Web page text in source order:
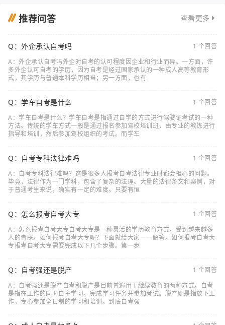
推荐问答 查看更多
Q：外企承认自考吗
1 个回答
A：外企承认自考吗外企对自考的认可程度因企业和行业而异。一方面，许
多外企认可自考的学历，因为自考是经过国家承认的一种成人高等教育形
式，其学历与普通本科学历相当；另一方面，也有
Q：学车自考是什么
1 个回答
A：学车自考是什么？学车自考是指通过自学的方式进行驾驶证考试的一种
方法。传统的学车方式一般是通过报名参加驾校培训班，由专业的教练进行
指导和培训，然后参加驾校组织的考试。而学车
Q：自考专科法律难吗
1 个回答
A：自考专科法律难吗？这是很多人报考自考法律专业时都会担心的问题。
毕竟，法律作为一门学科，包含了复杂的法理、大量的法律条文和案例，对
于普通考生来说，确实有一定的难度。只要有恒
Q：怎么报考自考大专
1 个回答
A：怎么报考自考大专自考大专是一种灵活的学历教育方式，受到越来越多
人的青睐。如何报考自考大专呢？下面就给大家一一解答。如何报考自考大
专报考自考大专需要完成以下几个步骤。第一步
Q：自考强还是脱产
1 个回答
A：自考强还是脱产自考和脱产是目前普遍用于继续教育的两种方式。自考
是指在工作的同时自主学习，完成学习任务并参加考试。脱产则是指放下工
作，专心参加全日制的学习和培训。到底自考强